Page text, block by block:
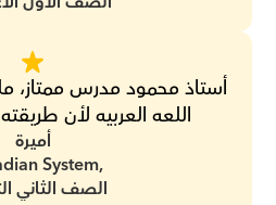
اللعه العربيه لأن
أميرة
الصف الثاني
System,